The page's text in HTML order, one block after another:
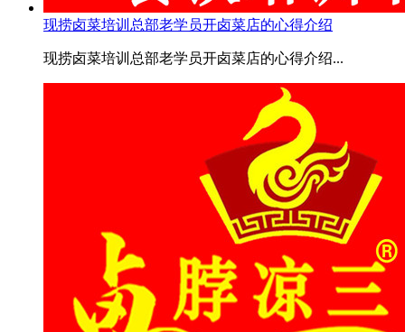
现捞卤菜培训总部老学员开卤菜店的心得介绍
现捞卤菜培训总部老学员开卤菜店的心得介绍...